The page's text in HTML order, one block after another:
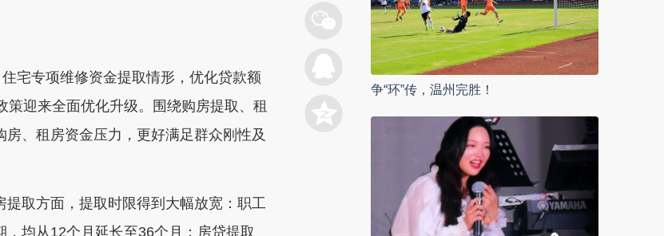
宅专项维修资金提取情形，优化贷款额
迎来全面优化升级。围绕购房提取、租
、租房资金压力，更好满足群众刚性及
取方面，提取时限得到大幅放宽：职工
均从12个月延长至36个月；房贷提取
争“环”传，温州完胜！